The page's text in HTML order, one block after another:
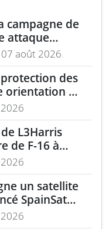
campagne de
attaque
et
russe à
août 2026
des
orientation du
L3Harris
de F-16 à
un satellite
SpainSat